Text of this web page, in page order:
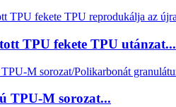
TPU fekete TPU utánzat...
TPU-M sorozat...